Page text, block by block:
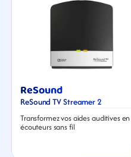
ReSound
ReSound TV Streamer 2
Transformez vos aides auditives en
écouteurs sans fil